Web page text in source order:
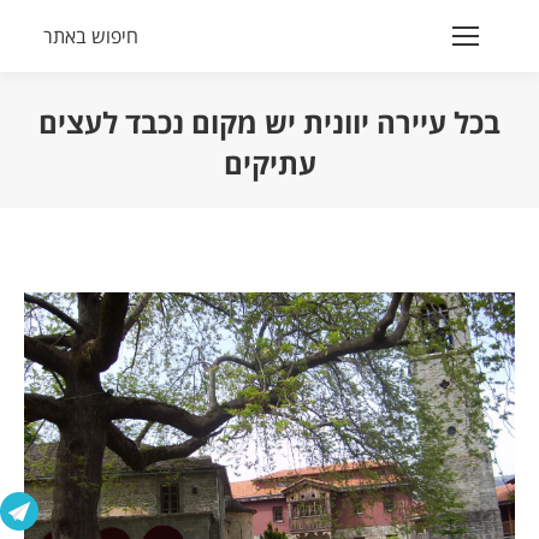
Search:
חיפוש באתר
בכל עיירה יוונית יש מקום נכבד לעצים
עתיקים